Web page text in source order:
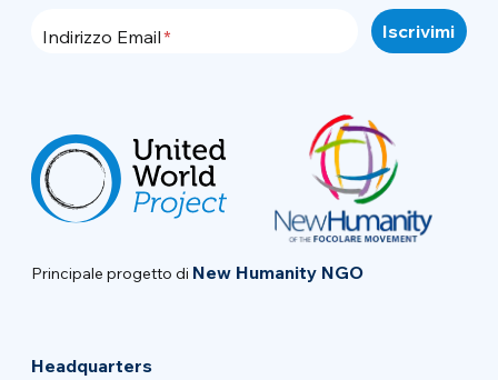
Indirizzo Email
Principale progetto di New Humanity NGO
Headquarters